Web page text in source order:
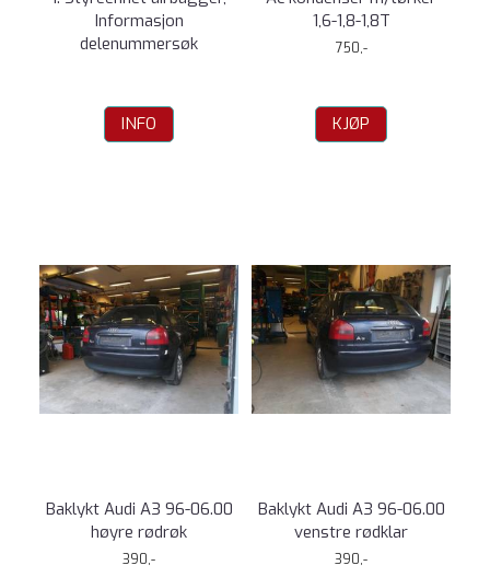
Informasjon
delenummersøk
INFO
1,6-1,8-1,8T
750,-
KJØP
Baklykt Audi A3 96-06.00
høyre rødrøk
390,-
Baklykt Audi A3 96-06.00
venstre rødklar
390,-